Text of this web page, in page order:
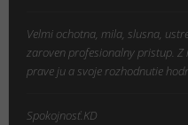
Velmi ochotna, mila, slusna,
zaroven profesionalny pristup.
prave ju a svoje rozhodnutie
Spokojnosť.KD